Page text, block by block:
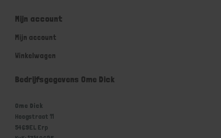
Mijn account
Mijn account
Winkelwagen
Bedrijfsgegevens Ome Dick
Ome Dick
Hoogstraat 11
5469EL Erp